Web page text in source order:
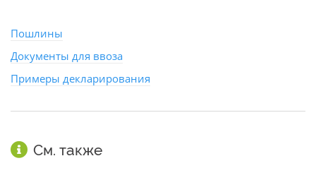
Пошлины
Документы для ввоза
Примеры декларирования
См. также